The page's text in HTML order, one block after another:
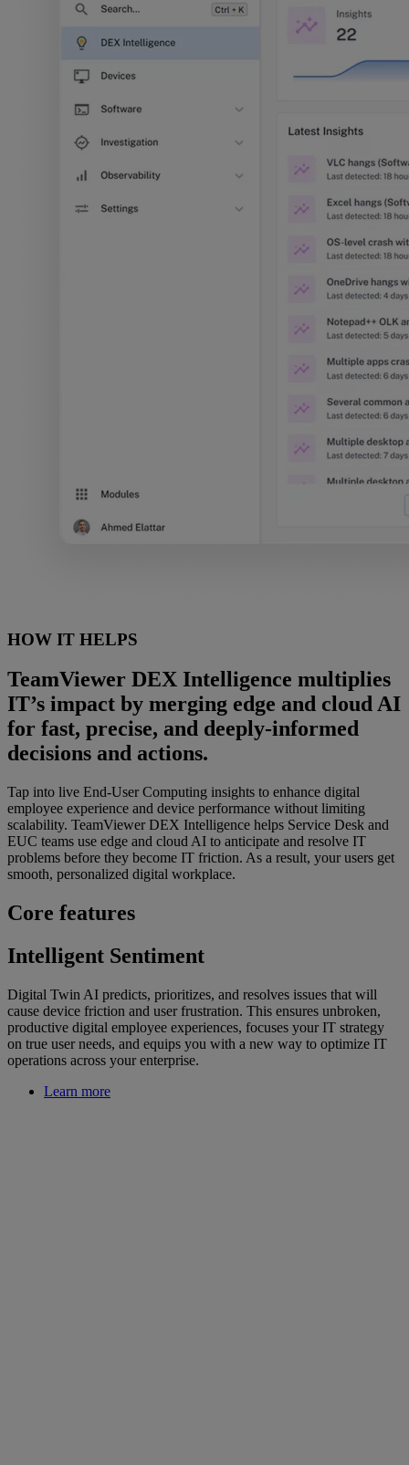
HOW IT HELPS
TeamViewer DEX Intelligence multiplies
IT’s impact by merging edge and cloud AI
for fast, precise, and deeply-informed
decisions and actions.
Tap into live End-User Computing insights to enhance digital
employee experience and device performance without limiting
scalability. TeamViewer DEX Intelligence helps Service Desk and
EUC teams use edge and cloud AI to anticipate and resolve IT
problems before they become IT friction. As a result, your users get
smooth, personalized digital workplace.
Core features
Intelligent Sentiment
Digital Twin AI predicts, prioritizes, and resolves issues that will
cause device friction and user frustration. This ensures unbroken,
productive digital employee experiences, focuses your IT strategy
on true user needs, and equips you with a new way to optimize IT
operations across your enterprise.
Learn more